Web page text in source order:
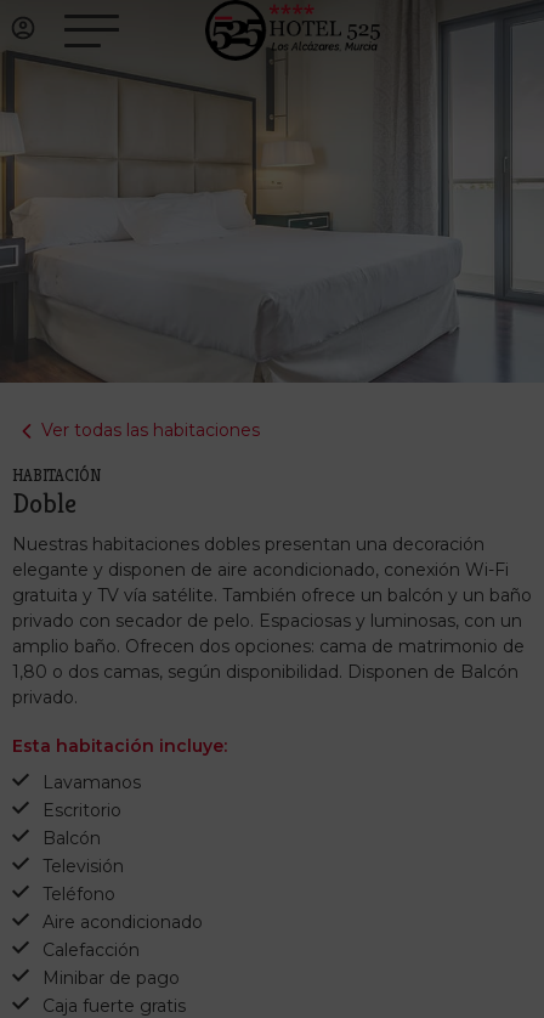
Ver todas las habitaciones
HABITACIÓN
Doble
Nuestras habitaciones dobles presentan una decoración
elegante y disponen de aire acondicionado, conexión Wi-Fi
gratuita y TV vía satélite. También ofrece un balcón y un baño
privado con secador de pelo. Espaciosas y luminosas, con un
amplio baño. Ofrecen dos opciones: cama de matrimonio de
1,80 o dos camas, según disponibilidad. Disponen de Balcón
privado.
Esta habitación incluye:
Lavamanos
Escritorio
Balcón
Televisión
Teléfono
Aire acondicionado
Calefacción
Minibar de pago
Caja fuerte gratis